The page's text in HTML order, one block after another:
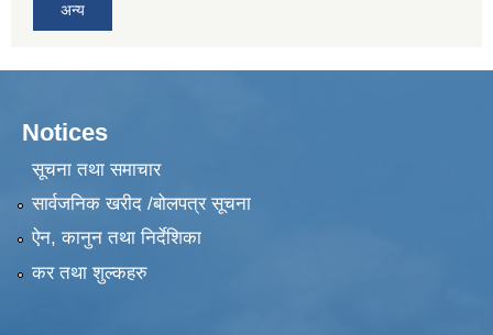
अन्य
Notices
सूचना तथा समाचार
सार्वजनिक खरीद /बोलपत्र सूचना
ऐन, कानुन तथा निर्देशिका
कर तथा शुल्कहरु